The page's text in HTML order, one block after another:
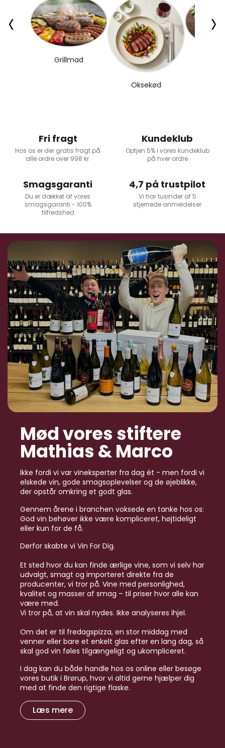
Grillmad
Oksekød
‹ ›
Fri fragt
Hos os er der gratis fragt på
alle ordre over 998 kr.
Kundeklub
Optjen 5% i vores kundeklub
på hver ordre
Smagsgaranti
Du er dækket af vores
smagsgaranti - 100%
tilfredshed
4,7 på trustpilot
Vi har tusinder af 5
stjernede anmeldelser
Mød vores stiftere
Mathias & Marco
Ikke fordi vi var vineksperter fra dag ét - men fordi vi
elskede vin, gode smagsoplevelser og de øjeblikke,
der opstår omkring et godt glas.
Gennem årene i branchen voksede en tanke hos os:
God vin behøver ikke være kompliceret, højtideligt
eller kun for de få.
Derfor skabte vi Vin For Dig.
Et sted hvor du kan finde ærlige vine, som vi selv har
udvalgt, smagt og importeret direkte fra de
producenter, vi tror på. Vine med personlighed,
kvalitet og masser af smag – til priser hvor alle kan
være med.
Vi tror på, at vin skal nydes. Ikke analyseres ihjel.
Om det er til fredagspizza, en stor middag med
venner eller bare et enkelt glas efter en lang dag, så
skal god vin føles tilgængeligt og ukompliceret.
I dag kan du både handle hos os online eller besøge
vores butik i Brørup, hvor vi altid gerne hjælper dig
med at finde den rigtige flaske.
Læs mere